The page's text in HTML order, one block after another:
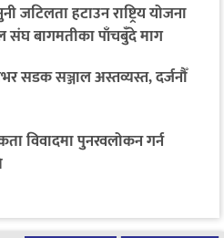
जटिलता हटाउन राष्ट्रिय योजना
बागमतीका पाँचबुँदे माग
सडक सञ्जाल अस्तव्यस्त, दर्जनौँ
विवादमा पुनरवलोकन गर्न